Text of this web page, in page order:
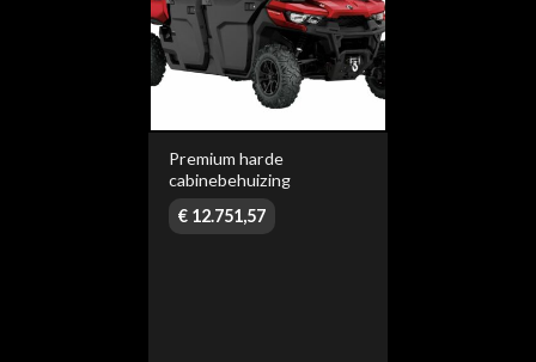
Premium harde
cabinebehuizing
€ 12.751,57